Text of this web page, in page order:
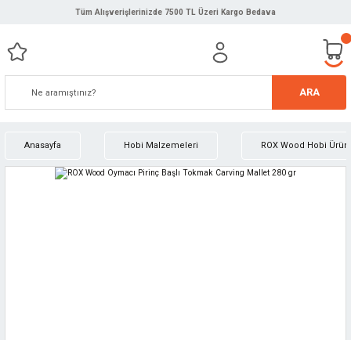
Tüm Alışverişlerinizde 7500 TL Üzeri Kargo Bedava
ARA
Anasayfa Hobi Malzemeleri ROX Wood Hobi